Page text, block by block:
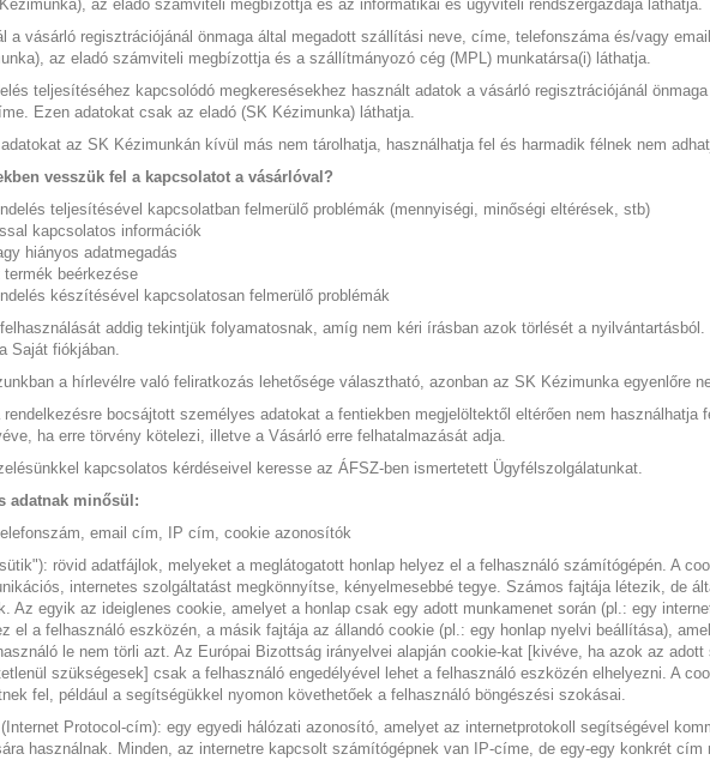
az eladó számviteli megbízottja és az informatikai és ügyviteli rendszergazdája láthatja.
a vásárló regisztrációjánál önmaga által megadott szállítási neve, címe, telefonszáma és/vagy
az eladó számviteli megbízottja és a szállítmányozó cég (MPL) munkatársa(i) láthatja.
teljesítéséhez kapcsolódó megkeresésekhez használt adatok a vásárló regisztrációjánál
Ezen adatokat csak az eladó (SK Kézimunka) láthatja.
az SK Kézimunkán kívül más nem tárolhatja, használhatja fel és harmadik félnek nem
vesszük fel a kapcsolatot a vásárlóval?
teljesítésével kapcsolatban felmerülő problémák (mennyiségi, minőségi eltérések, stb)
kapcsolatos információk
hiányos adatmegadás
termék beérkezése
készítésével kapcsolatosan felmerülő problémák
addig tekintjük folyamatosnak, amíg nem kéri írásban azok törlését a
Saját fiókjában.
a hírlevélre való feliratkozás lehetősége választható, azonban az SK Kézimunka egyenlőre
bocsájtott személyes adatokat a fentiekben megjelöltektől eltérően nem használhatja
ha erre törvény kötelezi, illetve a Vásárló erre felhatalmazását adja.
kapcsolatos kérdéseivel keresse az ÁFSZ-ben ismertetett Ügyfélszolgálatunkat.
adatnak minősül:
email cím, IP cím, cookie azonosítók
rövid adatfájlok, melyeket a meglátogatott honlap helyez el a felhasználó számítógépén. A
internetes szolgáltatást megkönnyítse, kényelmesebbé tegye. Számos fajtája létezik, de
Az egyik az ideiglenes cookie, amelyet a honlap csak egy adott munkamenet során (pl.: egy
el a felhasználó eszközén, a másik fajtája az állandó cookie (pl.: egy honlap nyelvi beállítása),
le nem törli azt. Az Európai Bizottság irányelvei alapján cookie-kat [kivéve, ha azok az adott
szükségesek] csak a felhasználó engedélyével lehet a felhasználó eszközén elhelyezni. A
fel, például a segítségükkel nyomon követhetőek a felhasználó böngészési szokásai.
Protocol-cím): egy egyedi hálózati azonosító, amelyet az internetprotokoll segítségével
használnak. Minden, az internetre kapcsolt számítógépnek van IP-címe, de egy-egy konkrét cím